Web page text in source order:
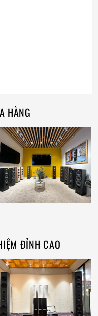
HÀNG
ĐỈNH CAO